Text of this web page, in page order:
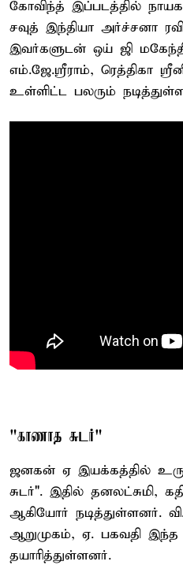
கோவிந்த் இப்படத்தில்
சவுத் இந்தியா அர்ச்சனா
இவர்களுடன் ஒய் ஜி
எம்.ஜே.ஸ்ரீராம், ரெத்திகா
உள்ளிட்ட பலரும்
"காணாத சுடர்"
ஜனகன் ஏ இயக்கத்தில்
சுடர்". இதில் தனலட்சுமி,
ஆகியோர் நடித்துள்ளனர்.
ஆறுமுகம், ஏ. பகவதி
தயாரித்துள்ளனர்.